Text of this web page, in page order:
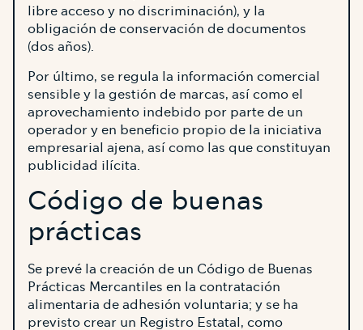
libre acceso y no discriminación), y la
obligación de conservación de documentos
(dos años).
Por último, se regula la información comercial
sensible y la gestión de marcas, así como el
aprovechamiento indebido por parte de un
operador y en beneficio propio de la iniciativa
empresarial ajena, así como las que constituyan
publicidad ilícita.
Código de buenas
prácticas
Se prevé la creación de un Código de Buenas
Prácticas Mercantiles en la contratación
alimentaria de adhesión voluntaria; y se ha
previsto crear un Registro Estatal, como